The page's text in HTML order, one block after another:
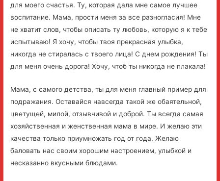
для моего счастья. Ту, которая дала мне самое лучшее
воспитание. Мама, прости меня за все разногласия! Мне
не хватит слов, чтобы описать ту любовь, которую я к тебе
испытываю! Я хочу, чтобы твоя прекрасная улыбка,
никогда не стиралась с твоего лица! С днем рождения! Ты
для меня очень дорога! Хочу, чтоб ты никогда не плакала!
Мама, с самого детства, ты для меня главный пример для
подражания. Оставайся навсегда такой же обаятельной,
цветущей, милой, отзывчивой и доброй. Ты всегда самая
хозяйственная и женственная мама в мире. И желаю эти
качества только приумножать год от года. Желаю
баловать нас своим хорошим настроением, улыбкой и
несказанно вкусными блюдами.